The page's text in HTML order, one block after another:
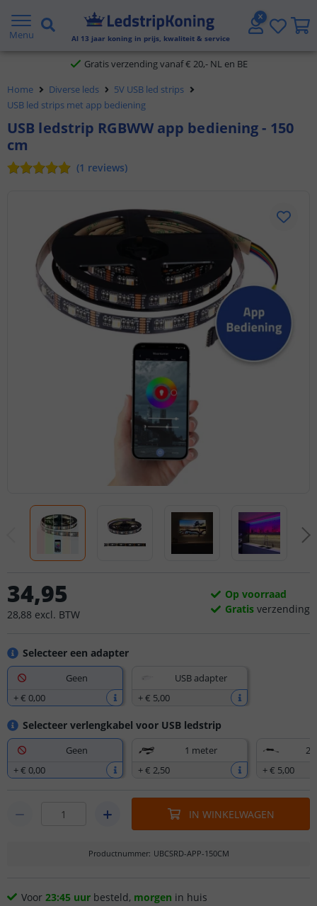
Menu Al 13 jaar koning in prijs, kwaliteit & service
5 jaar garantie
Gratis verzending vanaf € 20,- NL en BE
Klantbeoordeling 9.1
Voor 23:45 uur besteld,morgen in huis
Home Diverse leds
5V USB led strips
USB led strips met app bediening
USB ledstrip RGBWW app bediening - 150
cm
(1 reviews)
Selecteer een adapter
Geen
+€ 0,00
USB adapter
+€ 5,00
Selecteer verlengkabel voor USB ledstrip
Geen
+€ 0,00
1 meter
+€ 2,50
+€ 5,00
34,95
28,88 excl. BTW
Op voorraad
Gratis verzending
IN WINKELWAGEN
Productnummer: UBCSRD-APP-150CM
Voor 23:45 uur besteld, morgen in huis